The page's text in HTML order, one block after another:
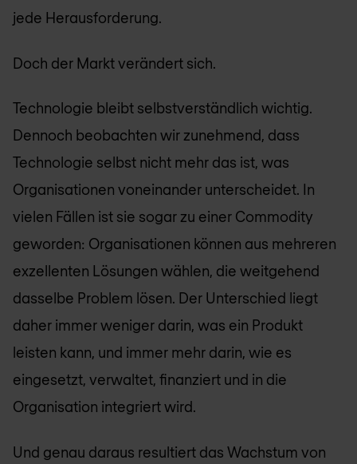
jede Herausforderung.
Doch der Markt verändert sich.
Technologie bleibt selbstverständlich wichtig.
Dennoch beobachten wir zunehmend, dass
Technologie selbst nicht mehr das ist, was
Organisationen voneinander unterscheidet. In
vielen Fällen ist sie sogar zu einer Commodity
geworden: Organisationen können aus mehreren
exzellenten Lösungen wählen, die weitgehend
dasselbe Problem lösen. Der Unterschied liegt
daher immer weniger darin, was ein Produkt
leisten kann, und immer mehr darin, wie es
eingesetzt, verwaltet, finanziert und in die
Organisation integriert wird.
Und genau daraus resultiert das Wachstum von